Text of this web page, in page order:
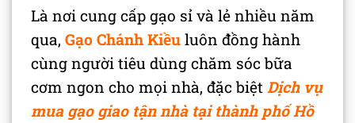
Là nơi cung cấp gạo sỉ và lẻ nhiều năm
qua, Gạo Chánh Kiều luôn đồng hành
cùng người tiêu dùng chăm sóc bữa
cơm ngon cho mọi nhà, đặc biệt Dịch vụ
mua gạo giao tận nhà tại thành phố Hồ